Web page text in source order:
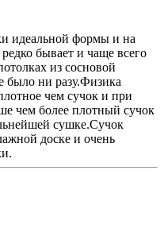
идеальной формы и на
бывает и чаще всего
из сосновой
было ни разу.Физика
чем сучок и при
чем более плотный сучок
сушке.Сучок
доске и очень